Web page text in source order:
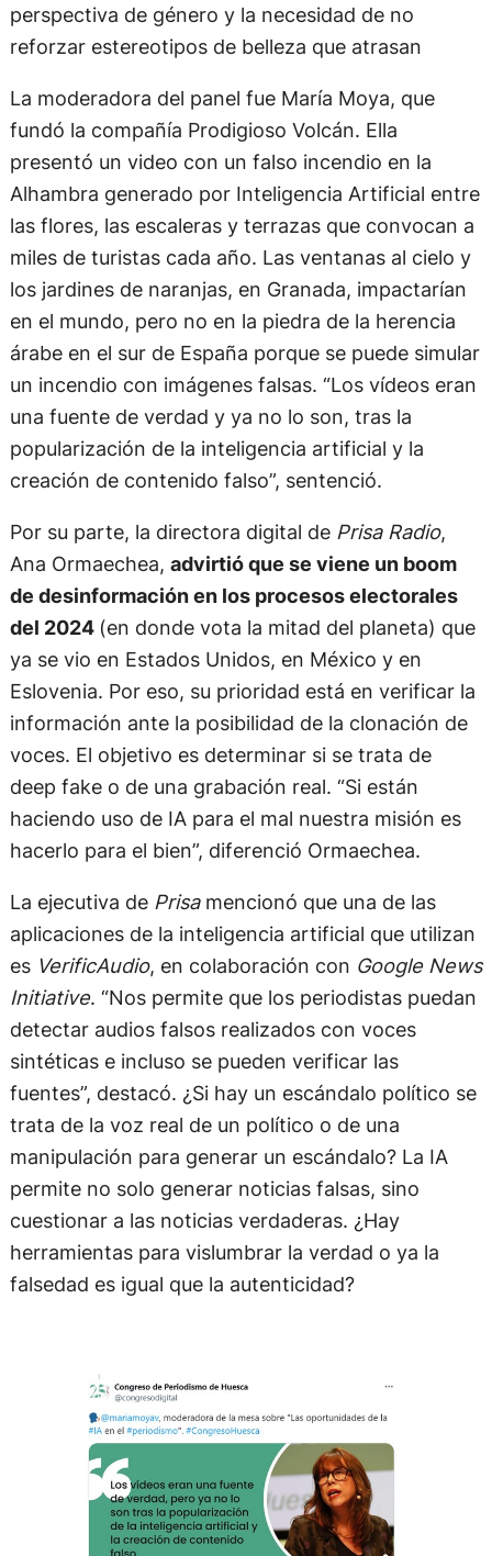
perspectiva de género y la necesidad de no
reforzar estereotipos de belleza que atrasan
La moderadora del panel fue María Moya, que
fundó la compañía Prodigioso Volcán. Ella
presentó un video con un falso incendio en la
Alhambra generado por Inteligencia Artificial entre
las flores, las escaleras y terrazas que convocan a
miles de turistas cada año. Las ventanas al cielo y
los jardines de naranjas, en Granada, impactarían
en el mundo, pero no en la piedra de la herencia
árabe en el sur de España porque se puede simular
un incendio con imágenes falsas. “Los vídeos eran
una fuente de verdad y ya no lo son, tras la
popularización de la inteligencia artificial y la
creación de contenido falso”, sentenció.
Por su parte, la directora digital de Prisa Radio,
Ana Ormaechea, advirtió que se viene un boom
de desinformación en los procesos electorales
del 2024 (en donde vota la mitad del planeta) que
ya se vio en Estados Unidos, en México y en
Eslovenia. Por eso, su prioridad está en verificar la
información ante la posibilidad de la clonación de
voces. El objetivo es determinar si se trata de
deep fake o de una grabación real. “Si están
haciendo uso de IA para el mal nuestra misión es
hacerlo para el bien”, diferenció Ormaechea.
La ejecutiva dePrisamencionó que una de las
aplicaciones de la inteligencia artificial que utilizan
es VerificAudio, en colaboración con Google News
Initiative. “Nos permite que los periodistas puedan
detectar audios falsos realizados con voces
sintéticas e incluso se pueden verificar las
fuentes”, destacó. ¿Si hay un escándalo político se
trata de la voz real de un político o de una
manipulación para generar un escándalo? La IA
permite no solo generar noticias falsas, sino
cuestionar a las noticias verdaderas. ¿Hay
herramientas para vislumbrar la verdad o ya la
falsedad es igual que la autenticidad?